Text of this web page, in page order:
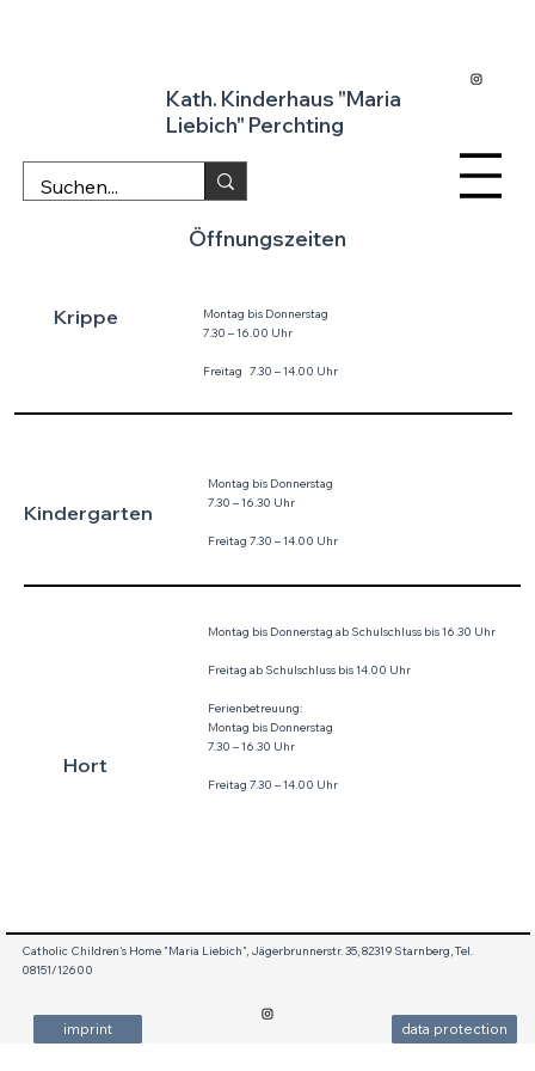
Kath. Kinderhaus "Maria
Liebich" Perchting
Öffnungszeiten
Montag bis Donnerstag
7.30 – 16.00 Uhr
Freitag 7.30 – 14.00 Uhr
Krippe
Montag bis Donnerstag
7.30 – 16.30 Uhr
Freitag 7.30 – 14.00 Uhr
Kindergarten
Hort
Montag bis Donnerstag ab Schulschluss bis 16.30 Uhr
Freitag ab Schulschluss bis 14.00 Uhr
Ferienbetreuung:
Montag bis Donnerstag
7.30 – 16.30 Uhr
Freitag 7.30 – 14.00 Uhr
Catholic Children's Home "Maria Liebich", Jägerbrunnerstr. 35, 82319 Starnberg, Tel.
08151/12600
imprint data protection